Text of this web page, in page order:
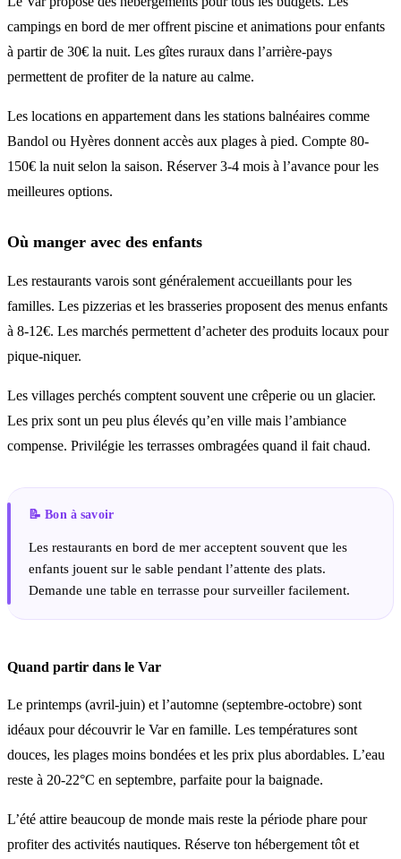
campings en bord de mer offrent piscine et animations pour enfants
à partir de 30€ la nuit. Les gîtes ruraux dans l’arrière-pays
permettent de profiter de la nature au calme.
Les locations en appartement dans les stations balnéaires comme
Bandol ou Hyères donnent accès aux plages à pied. Compte 80-
150€ la nuit selon la saison. Réserver 3-4 mois à l’avance pour les
meilleures options.
Où manger avec des enfants
Les restaurants varois sont généralement accueillants pour les
familles. Les pizzerias et les brasseries proposent des menus enfants
à 8-12€. Les marchés permettent d’acheter des produits locaux pour
pique-niquer.
Les villages perchés comptent souvent une crêperie ou un glacier.
Les prix sont un peu plus élevés qu’en ville mais l’ambiance
compense. Privilégie les terrasses ombragées quand il fait chaud.
Les restaurants en bord de mer acceptent souvent que les
enfants jouent sur le sable pendant l’attente des plats.
Demande une table en terrasse pour surveiller facilement.
Quand partir dans le Var
Le printemps (avril-juin) et l’automne (septembre-octobre) sont
idéaux pour découvrir le Var en famille. Les températures sont
douces, les plages moins bondées et les prix plus abordables. L’eau
reste à 20-22°C en septembre, parfaite pour la baignade.
L’été attire beaucoup de monde mais reste la période phare pour
profiter des activités nautiques. Réserve ton hébergement tôt et